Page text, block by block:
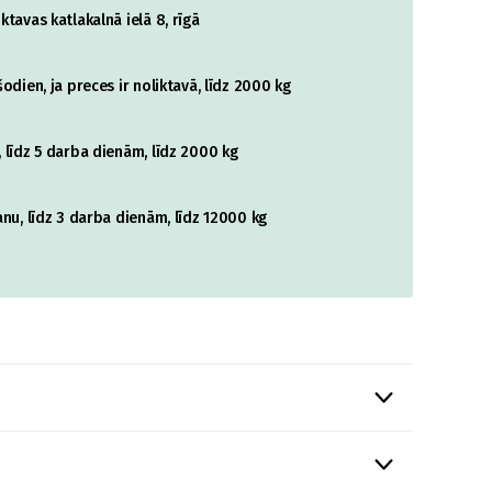
katlakalnā ielā 8, rīgā
ja preces ir noliktavā, līdz 2000 kg
5 darba dienām, līdz 2000 kg
līdz 3 darba dienām, līdz 12000 kg